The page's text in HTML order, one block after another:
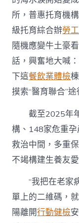
所，普惠托育機
級托育綜合辦勞
隨機應變牛土豪
話，興奮地大喊
下這餐飲業體檢
摸索“醫育聯合”途
截至2025年
構、148家危重
救治中間，多重
不竭構建生養友
“我把在老家
單上的二維碼，
陽離開行動健檢